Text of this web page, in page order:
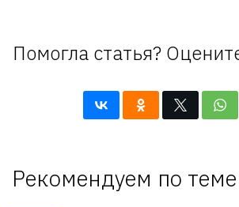
Помогла статья?
Рекомендуем по теме